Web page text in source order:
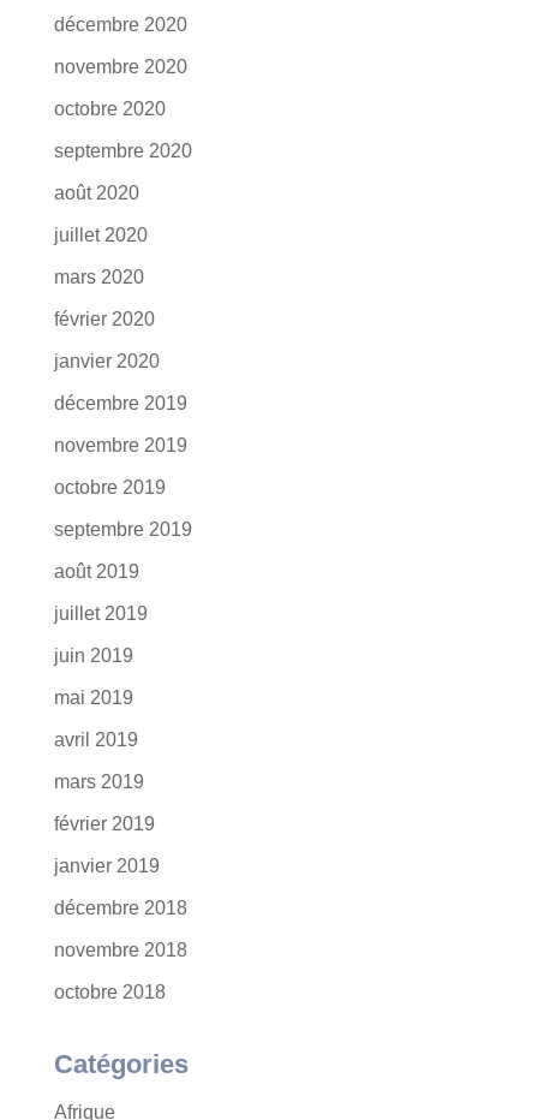
décembre 2020
novembre 2020
octobre 2020
septembre 2020
août 2020
juillet 2020
mars 2020
février 2020
janvier 2020
décembre 2019
novembre 2019
octobre 2019
septembre 2019
août 2019
juillet 2019
juin 2019
mai 2019
avril 2019
mars 2019
février 2019
janvier 2019
décembre 2018
novembre 2018
octobre 2018
Catégories
Afrique